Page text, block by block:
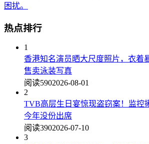
困扰。
热点排行
1
香港知名演员晒大尺度照片，衣着
售卖泳装写真
阅读5902026-08-01
2
TVB高层生日宴惊现盗窃案！监控
今年没份出席
阅读3902026-07-10
3